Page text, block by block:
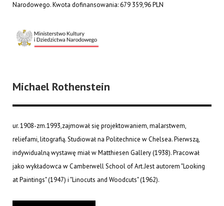
Narodowego. Kwota dofinansowania: 679 359,96 PLN
Michael Rothenstein
ur. 1908-zm.1993,zajmował się projektowaniem, malarstwem,
reliefami, litografią. Studiował na Politechnice w Chelsea. Pierwszą,
indywidualną wystawę miał w Matthiesen Gallery (1938). Pracował
jako wykładowca w Camberwell School of Art.Jest autorem "Looking
at Paintings" (1947) i "Linocuts and Woodcuts" (1962).